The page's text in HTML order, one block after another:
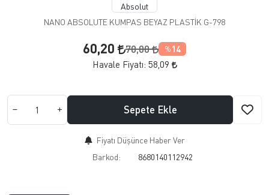
Absolut
NANO ABSOLUTE KUMPAS BEYAZ PLASTİK G-798
60,20 70,00 % 14
Havale Fiyatı: 58,09
Sepete Ekle
Fiyatı Düşünce Haber Ver
Barkod:
8680140112942